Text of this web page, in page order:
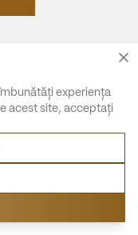
experiența
acest site, acceptați